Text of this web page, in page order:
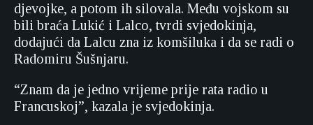
djevojke, a potom ih silovala. Među vojskom su
bili braća Lukić i Lalco, tvrdi svjedokinja,
dodajući da Lalcu zna iz komšiluka i da se radi o
Radomiru Šušnjaru.
“Znam da je jedno vrijeme prije rata radio u
Francuskoj”, kazala je svjedokinja.